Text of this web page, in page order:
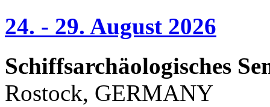
24. - 29. August 2026
Schiffsarchäologisches
Rostock, GERMANY